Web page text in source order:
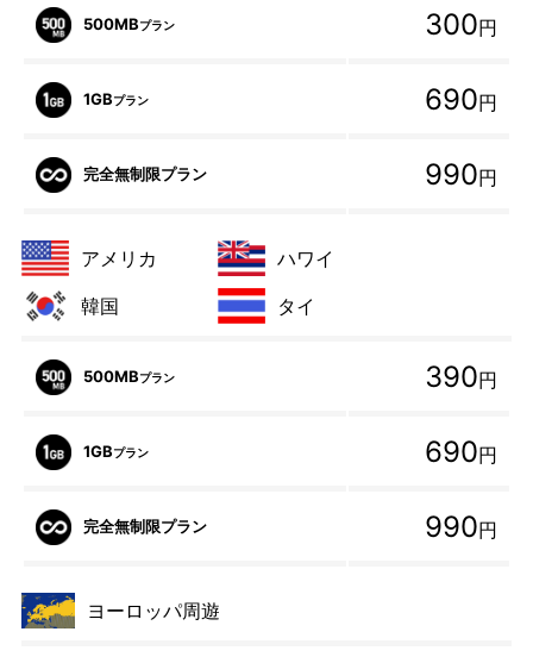
500MBプラン 300円
1GBプラン 690円
完全無制限プラン 990円
アメリカ
ハワイ
韓国
タイ
500MBプラン 390円
1GBプラン 690円
完全無制限プラン 990円
ヨーロッパ周遊